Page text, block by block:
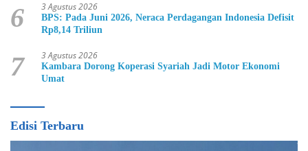
6 3 Agustus 2026
BPS: Pada Juni 2026, Neraca Perdagangan Indonesia Defisit
Rp8,14 Triliun
7 3 Agustus 2026
Kambara Dorong Koperasi Syariah Jadi Motor Ekonomi
Umat
Edisi Terbaru